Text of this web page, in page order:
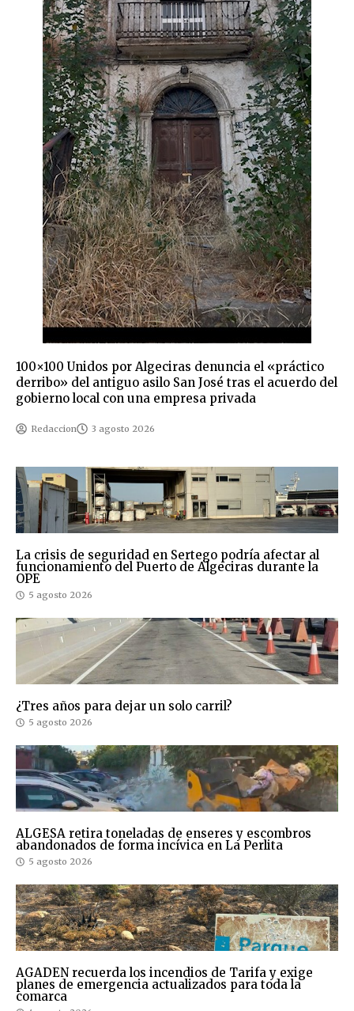
100×100 Unidos por Algeciras denuncia el «práctico
derribo» del antiguo asilo San José tras el acuerdo del
gobierno local con una empresa privada
Redaccion 3 agosto 2026
La crisis de seguridad en Sertego podría afectar al
funcionamiento del Puerto de Algeciras durante la
OPE
5 agosto 2026
¿Tres años para dejar un solo carril?
5 agosto 2026
ALGESA retira toneladas de enseres y escombros
abandonados de forma incívica en La Perlita
5 agosto 2026
AGADEN recuerda los incendios de Tarifa y exige
planes de emergencia actualizados para toda la
comarca